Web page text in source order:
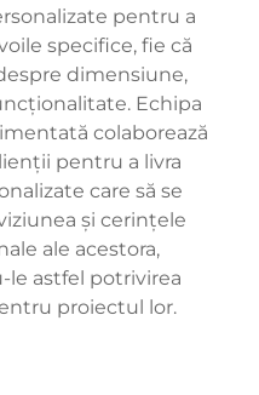
pentru a
specifice, fie că
dimensiune,
Echipa
colaborează
pentru a livra
care să se
și cerințele
ale acestora,
le astfel potrivirea
proiectul lor.